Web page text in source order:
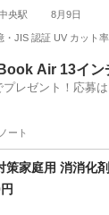
央駅 8月9日
JIS 認証 UV カット
鹿児島中央駅 その他
Air 13イ
プレゼント！応募
ート